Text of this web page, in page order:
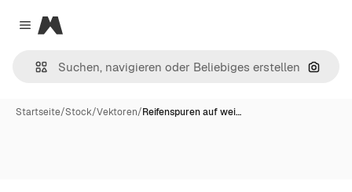
Close menu
Magnific
Nach
Startseite/Stock/Vektoren/Reifenspuren auf wei…